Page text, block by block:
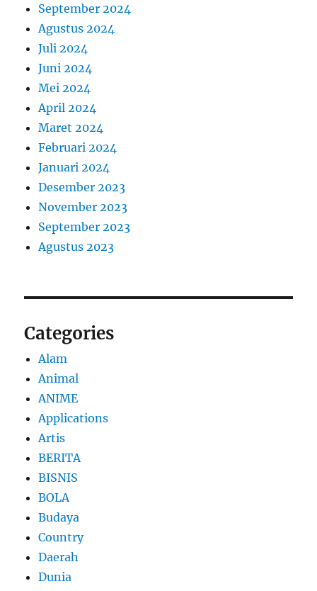
September 2024
Agustus 2024
Juli 2024
Juni 2024
Mei 2024
April 2024
Maret 2024
Februari 2024
Januari 2024
Desember 2023
November 2023
September 2023
Agustus 2023
Categories
Alam
Animal
ANIME
Applications
Artis
BERITA
BISNIS
BOLA
Budaya
Country
Daerah
Dunia